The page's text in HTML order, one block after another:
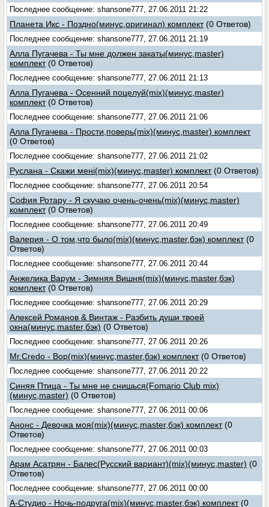
Последнее сообщение: shansone777, 27.06.2011 21:22
Планета Икс - Поздно(минус,оригинал) комплект (0 Ответов)
Последнее сообщение: shansone777, 27.06.2011 21:19
Алла Пугачева - Ты мне должен закаты(минус,master)
комплект (0 Ответов)
Последнее сообщение: shansone777, 27.06.2011 21:13
Алла Пугачева - Осенний поцелуй(mix)(минус,master)
комплект (0 Ответов)
Последнее сообщение: shansone777, 27.06.2011 21:06
Алла Пугачева - Прости,поверь(mix)(минус,master) комплект
(0 Ответов)
Последнее сообщение: shansone777, 27.06.2011 21:02
Руслана - Скажи менi(mix)(минус,master) комплект (0 Ответов)
Последнее сообщение: shansone777, 27.06.2011 20:54
София Ротару - Я скучаю очень-очень(mix)(минус,master)
комплект (0 Ответов)
Последнее сообщение: shansone777, 27.06.2011 20:49
Валерия - О том,что было(mix)(минус,master,бэк) комплект (0
Ответов)
Последнее сообщение: shansone777, 27.06.2011 20:44
Анжелика Варум - Зимняя Вишня(mix)(минус,master,бэк)
комплект (0 Ответов)
Последнее сообщение: shansone777, 27.06.2011 20:29
Алексей Романов & Винтаж - Разбить души твоей
окна(минус,master,бэк) (0 Ответов)
Последнее сообщение: shansone777, 27.06.2011 20:26
Mr.Credo - Вор(mix)(минус,master,бэк) комплект (0 Ответов)
Последнее сообщение: shansone777, 27.06.2011 20:22
Синяя Птица - Ты мне не снишься(Fomario Club mix)
(минус,master) (0 Ответов)
Последнее сообщение: shansone777, 27.06.2011 00:06
Анонс - Девочка моя(mix)(минус,master,бэк) комплект (0
Ответов)
Последнее сообщение: shansone777, 27.06.2011 00:03
Арам Асатрян - Балес(Русский вариант)(mix)(минус,master) (0
Ответов)
Последнее сообщение: shansone777, 27.06.2011 00:00
А-Студио - Ночь-подруга(mix)(минус,master,бэк) комплект (0